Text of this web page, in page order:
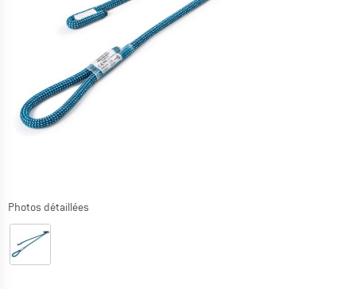
Photos détaillées